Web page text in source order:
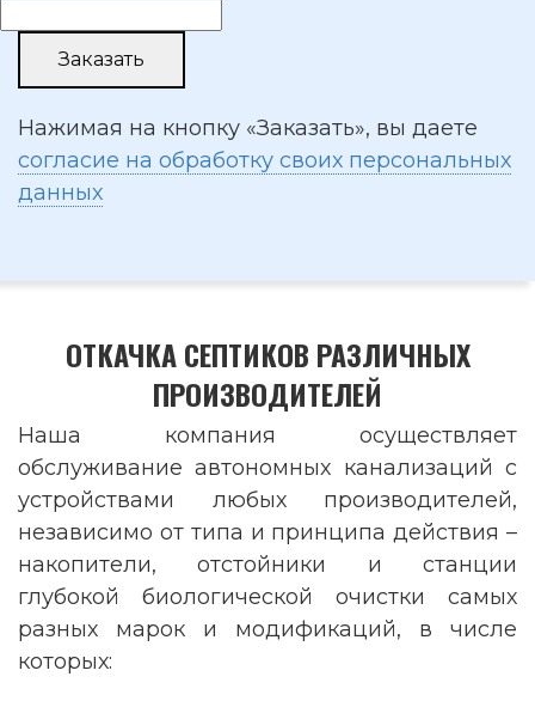
Нажимая на кнопку «Заказать», вы даете
согласие на обработку своих персональных
данных
ОТКАЧКА СЕПТИКОВ РАЗЛИЧНЫХ
ПРОИЗВОДИТЕЛЕЙ
Наша компания осуществляет
обслуживание автономных канализаций с
устройствами любых производителей,
независимо от типа и принципа действия –
накопители, отстойники и станции
глубокой биологической очистки самых
разных марок и модификаций, в числе
которых: